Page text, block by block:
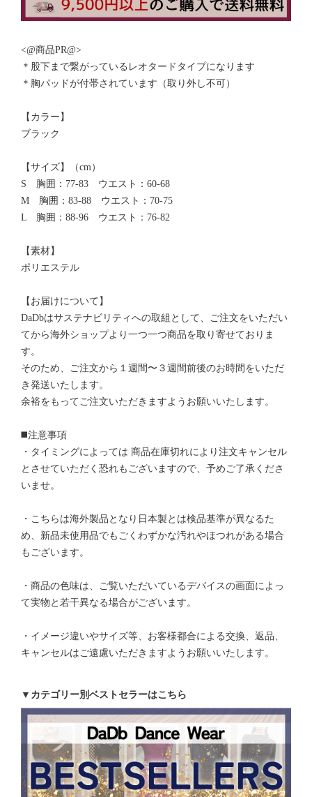
<@商品PR@>
＊股下まで繋がっているレオタードタイプになります
＊胸パッドが付帯されています（取り外し不可）
【カラー】
ブラック
【サイズ】（cm）
S 胸囲：77-83 ウエスト：60-68
M 胸囲：83-88 ウエスト：70-75
L 胸囲：88-96 ウエスト：76-82
【素材】
ポリエステル
【お届けについて】
DaDbはサステナビリティへの取組として、ご注文をいただい
てから海外ショップより一つ一つ商品を取り寄せておりま
す。
そのため、ご注文から１週間〜３週間前後のお時間をいただ
き発送いたします。
余裕をもってご注文いただきますようお願いいたします。
◼️注意事項
・タイミングによっては 商品在庫切れにより注文キャンセル
とさせていただく恐れもございますので、予めご了承くださ
いませ。
・こちらは海外製品となり日本製とは検品基準が異なるた
め、新品未使用品でもごくわずかな汚れやほつれがある場合
もございます。
・商品の色味は、ご覧いただいているデバイスの画面によっ
て実物と若干異なる場合がございます。
・イメージ違いやサイズ等、お客様都合による交換、返品、
キャンセルはご遠慮いただきますようお願いいたします。
▼カテゴリー別ベストセラーはこちら